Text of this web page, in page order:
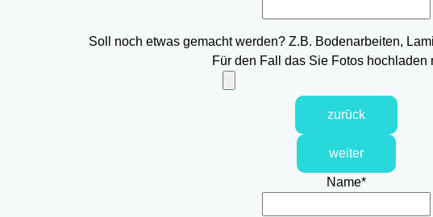
Soll noch etwas gemacht werden? Z.B. Bodenarbeiten,
Für den Fall das Sie Fotos hochladen
zurück
weiter
Name*